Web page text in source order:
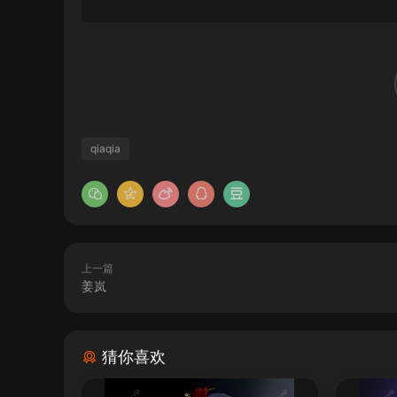
qiaqia
上一篇
姜岚
猜你喜欢